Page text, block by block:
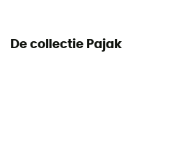
Zwelvermogen (Cuin)
De collectie Pajak